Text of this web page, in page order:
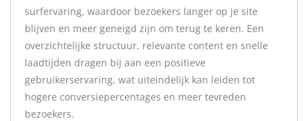
surfervaring, waardoor bezoekers langer op je site
blijven en meer geneigd zijn om terug te keren. Een
overzichtelijke structuur, relevante content en snelle
laadtijden dragen bij aan een positieve
gebruikerservaring, wat uiteindelijk kan leiden tot
hogere conversiepercentages en meer tevreden
bezoekers.